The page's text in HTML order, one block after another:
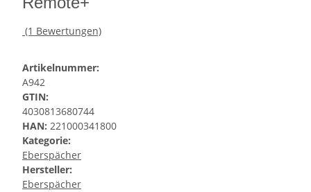
(1 Bewertungen)
Artikelnummer:
A942
GTIN:
4030813680744
HAN: 221000341800
Kategorie:
Eberspächer
Hersteller:
Eberspächer